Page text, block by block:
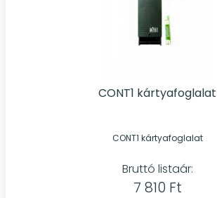
CONT1 kártyafoglalat
CONT1 kártyafoglalat
Bruttó listaár:
7 810 Ft